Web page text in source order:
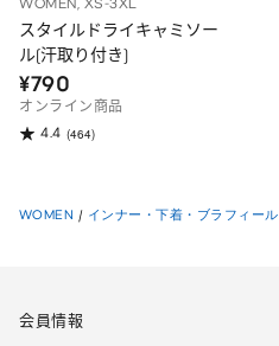
WOMEN, XS-3XL
スタイルドライキャミソー
ル(汗取り付き)
¥790
オンライン商品
4.4 (464)
WOMEN / インナー・下着・ブラフィール
会員情報